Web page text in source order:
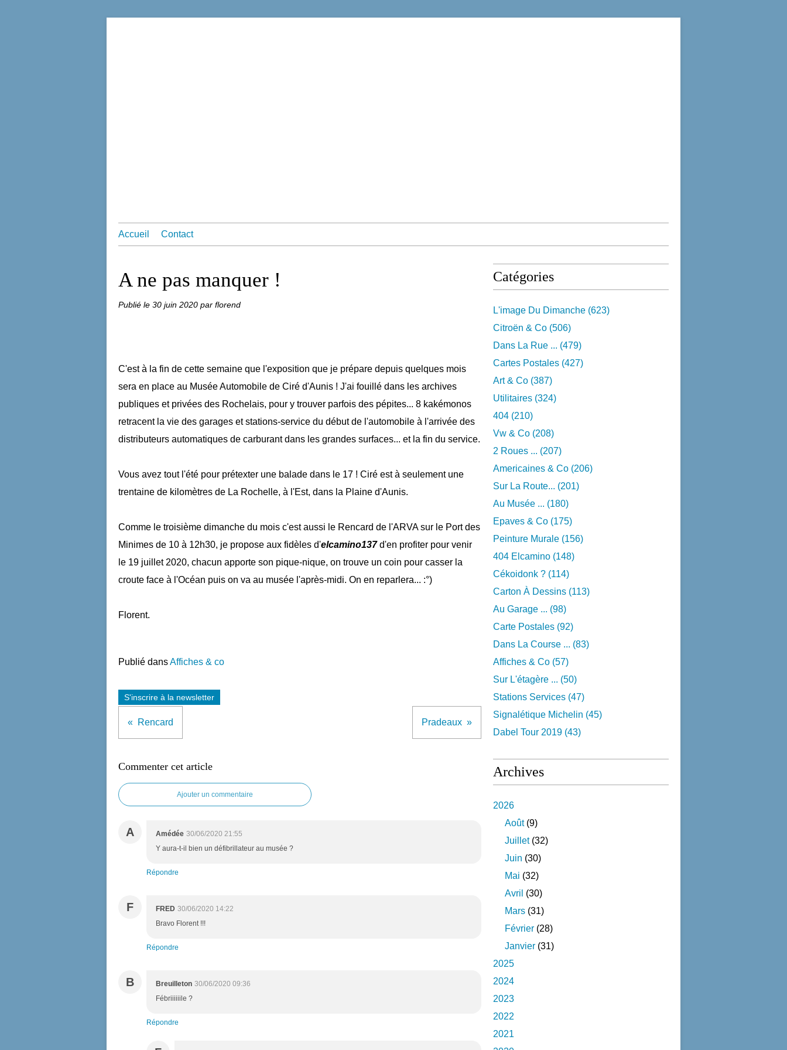
Accueil Contact
A ne pas manquer !
Publié le 30 juin 2020 par florend
C'est à la fin de cette semaine que l'exposition que je prépare depuis quelques mois
sera en place au Musée Automobile de Ciré d'Aunis ! J'ai fouillé dans les archives
publiques et privées des Rochelais, pour y trouver parfois des pépites... 8 kakémonos
retracent la vie des garages et stations-service du début de l'automobile à l'arrivée des
distributeurs automatiques de carburant dans les grandes surfaces... et la fin du service.
Vous avez tout l'été pour prétexter une balade dans le 17 ! Ciré est à seulement une
trentaine de kilomètres de La Rochelle, à l'Est, dans la Plaine d'Aunis.
Comme le troisième dimanche du mois c'est aussi le Rencard de l'ARVA sur le Port des
Minimes de 10 à 12h30, je propose aux fidèles d'elcamino137d'en profiter pour venir
le 19 juillet 2020, chacun apporte son pique-nique, on trouve un coin pour casser la
croute face à l'Océan puis on va au musée l'après-midi. On en reparlera... :°)
Florent.
Publié dansAffiches & co
S'inscrire à la newsletter
Rencard Pradeaux
Commenter cet article
Ajouter un commentaire
A Amédée 30/06/2020 21:55
Y aura-t-il bien un défibrillateur au musée ?
Répondre
F FRED 30/06/2020 14:22
Bravo Florent !!!
Répondre
B Breuilleton 30/06/2020 09:36
Fébriiiiiile ?
Répondre
Catégories
L'image Du Dimanche (623)
Citroën & Co (506)
Dans La Rue ... (479)
Cartes Postales (427)
Art & Co (387)
Utilitaires (324)
404 (210)
Vw & Co (208)
2 Roues ... (207)
Americaines & Co (206)
Sur La Route... (201)
Au Musée ... (180)
Epaves & Co (175)
Peinture Murale (156)
404 Elcamino (148)
Cékoidonk ? (114)
Carton À Dessins (113)
Au Garage ... (98)
Carte Postales (92)
Dans La Course ... (83)
Affiches & Co (57)
Sur L'étagère ... (50)
Stations Services (47)
Signalétique Michelin (45)
Dabel Tour 2019 (43)
Archives
2026
Août(9)
Juillet(32)
Juin (30)
Mai (32)
Avril (30)
Mars (31)
Février (28)
Janvier (31)
2025
2024
2023
2022
2021